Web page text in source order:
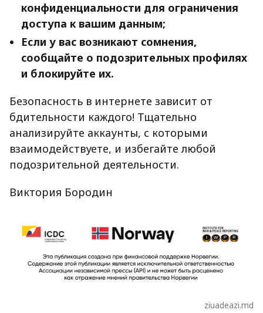
конфиденциальности для ограничения
доступа к вашим данным;
Если у вас возникают сомнения,
сообщайте о подозрительных профилях
и блокируйте их.
Безопасность в интернете зависит от
бдительности каждого! Тщательно
анализируйте аккаунты, с которыми
взаимодействуете, и избегайте любой
подозрительной деятельности.
Виктория Бородин
ziuadeazi.md